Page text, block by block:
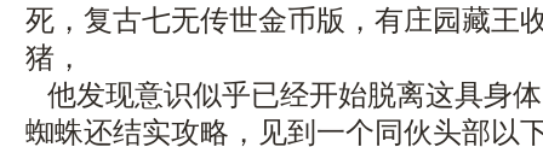
死，复古七无传世金币版，有庄园藏王
猪，
他发现意识似乎已经开始脱离这具身
蜘蛛还结实攻略，见到一个同伙头部以